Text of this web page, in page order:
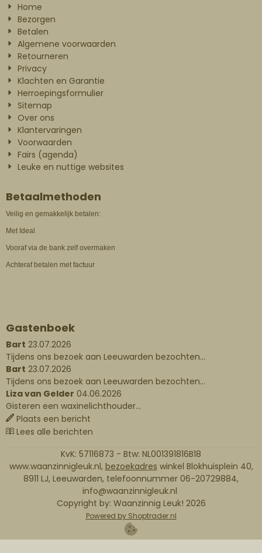
Home
Bezorgen
Betalen
Algemene voorwaarden
Retourneren
Privacy
Klachten en Garantie
Herroepingsformulier
Sitemap
Over ons
Klantervaringen
Voorwaarden
Fairs (agenda)
Leuke en nuttige websites
Betaalmethoden
Veilig en gemakkelijk betalen:
Met Ideal
Vooraf via de bank zelf overmaken
Achteraf betalen met factuur
Gastenboek
Bart 23.07.2026
Tijdens ons bezoek aan Leeuwarden bezochten...
Bart 23.07.2026
Tijdens ons bezoek aan Leeuwarden bezochten...
Liza van Gelder 04.06.2026
Gisteren een waxinelichthouder...
Plaats een bericht
Lees alle berichten
KvK: 57116873 - Btw: NL001391816B18
www.waanzinnigleuk.nl, bezoekadres winkel Blokhuisplein 40,
8911 LJ, Leeuwarden, telefoonnummer 06-20729884,
info@waanzinnigleuk.nl
Copyright by: Waanzinnig Leuk! 2026
Powered by Shoptrader.nl